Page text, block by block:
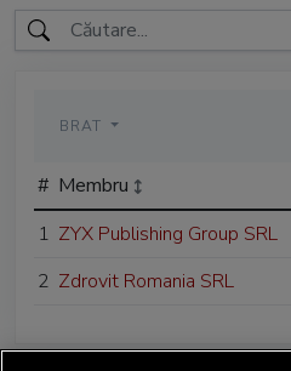
BRAT
# Membru
1 ZYX Publishing Group SRL
2 Zdrovit Romania SRL